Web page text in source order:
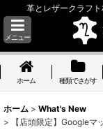
革とレザークラフ
メニュー
ホーム 種類でさがす
ホーム > What's New
>
【店頭限定】Google